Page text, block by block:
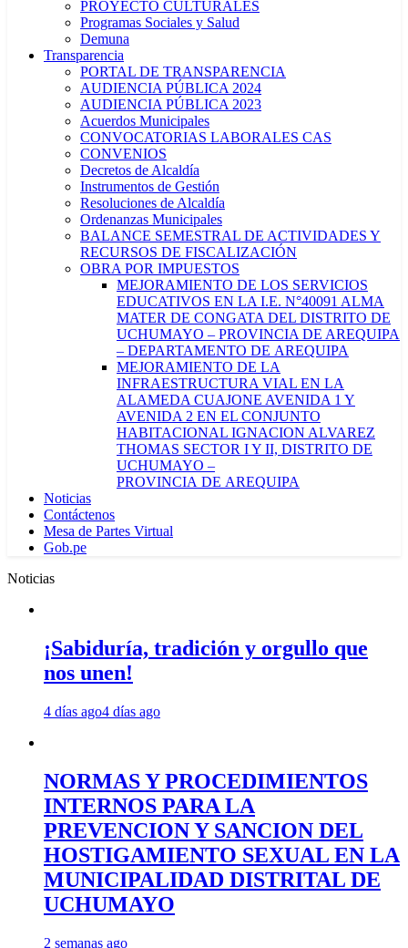
PROYECTO CULTURALES
Programas Sociales y Salud
Demuna
Transparencia
PORTAL DE TRANSPARENCIA
AUDIENCIA PÚBLICA 2024
AUDIENCIA PÚBLICA 2023
Acuerdos Municipales
CONVOCATORIAS LABORALES CAS
CONVENIOS
Decretos de Alcaldía
Instrumentos de Gestión
Resoluciones de Alcaldía
Ordenanzas Municipales
BALANCE SEMESTRAL DE ACTIVIDADES Y
RECURSOS DE FISCALIZACIÓN
OBRA POR IMPUESTOS
MEJORAMIENTO DE LOS SERVICIOS
EDUCATIVOS EN LA I.E. N°40091 ALMA
MATER DE CONGATA DEL DISTRITO DE
UCHUMAYO – PROVINCIA DE AREQUIPA
– DEPARTAMENTO DE AREQUIPA
MEJORAMIENTO DE LA
INFRAESTRUCTURA VIAL EN LA
ALAMEDA CUAJONE AVENIDA 1 Y
AVENIDA 2 EN EL CONJUNTO
HABITACIONAL IGNACION ALVAREZ
THOMAS SECTOR I Y II, DISTRITO DE
UCHUMAYO –
PROVINCIA DE AREQUIPA
Noticias
Contáctenos
Mesa de Partes Virtual
Gob.pe
Noticias
¡Sabiduría, tradición y orgullo que
nos unen!
4 días ago4 días ago
NORMAS Y PROCEDIMIENTOS
INTERNOS PARA LA
PREVENCION Y SANCION DEL
HOSTIGAMIENTO SEXUAL EN LA
MUNICIPALIDAD DISTRITAL DE
UCHUMAYO
2 semanas ago